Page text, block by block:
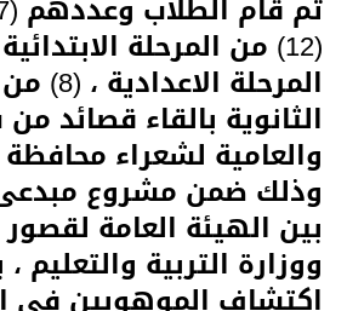
المرحلة
الثانوية بالقاء قصائد
والعامية لشعراء
وذلك ضمن مشروع
بين الهيئة العامة لقصور
ووزارة التربية والتعليم
اكتشاف الموهوبين فى